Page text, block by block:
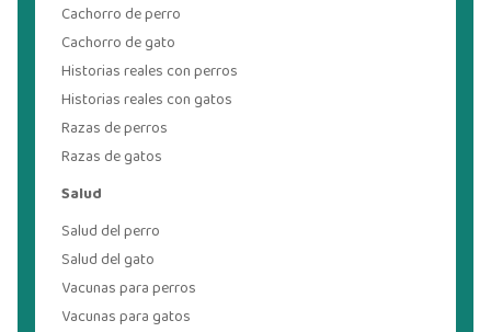
Cachorro de perro
Cachorro de gato
Historias reales con perros
Historias reales con gatos
Razas de perros
Razas de gatos
Salud
Salud del perro
Salud del gato
Vacunas para perros
Vacunas para gatos